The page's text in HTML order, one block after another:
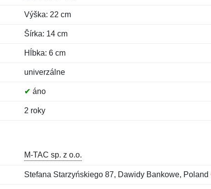
Výška: 22 cm
Šírka: 14 cm
Hĺbka: 6 cm
univerzálne
✔ áno
2 roky
M-TAC sp. z o.o.
Stefana Starzyńskiego 87, Dawidy Bankowe, Poland